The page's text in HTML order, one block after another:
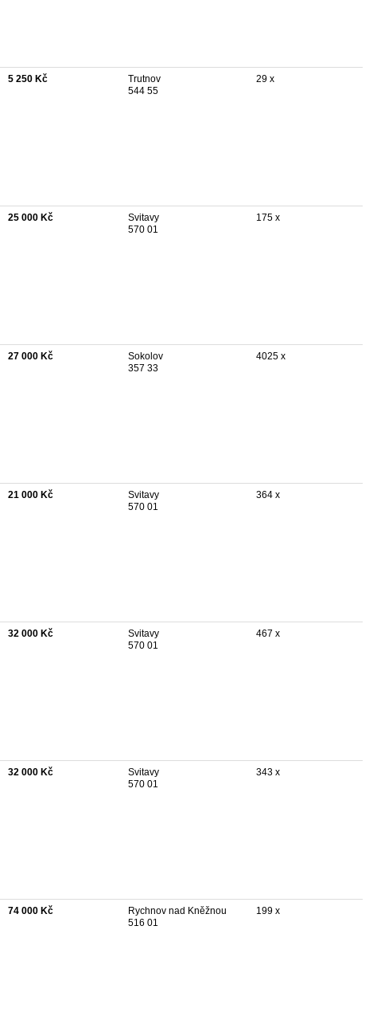
5 250 Kč
Trutnov
544 55
29 x
25 000 Kč
Svitavy
570 01
175 x
27 000 Kč
Sokolov
357 33
4025 x
21 000 Kč
Svitavy
570 01
364 x
32 000 Kč
Svitavy
570 01
467 x
32 000 Kč
Svitavy
570 01
343 x
74 000 Kč
Rychnov nad Kněžnou
516 01
199 x